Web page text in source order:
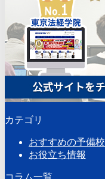
カテゴリ
おすすめの予備校
お役立ち情報
コラム一覧